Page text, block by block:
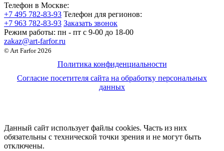
Телефон в Москве:
+7 495 782-83-93 Телефон для регионов:
+7 963 782-83-93 Заказать звонок
Режим работы: пн - пт c 9-00 до 18-00
zakaz@art-farfor.ru
© Art Farfor 2026
Политика конфиденциальности
Согласие посетителя сайта на обработку персональных
данных
Данный сайт использует файлы cookies. Часть из них
обязательны с технической точки зрения и не могут быть
отключены.